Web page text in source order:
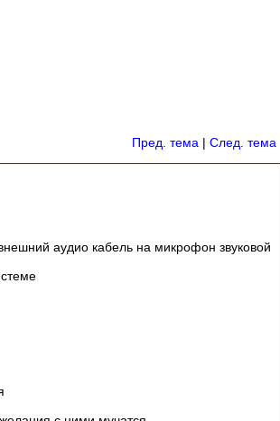
Пред. тема | След. тема
аудио кабель на микрофон звуковой